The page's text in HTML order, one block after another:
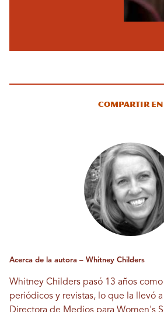
Compartir en
Acerca de la autora – Whitney Childers
Whitney Childers pasó 13 años
periódicos y revistas, lo que la llevó